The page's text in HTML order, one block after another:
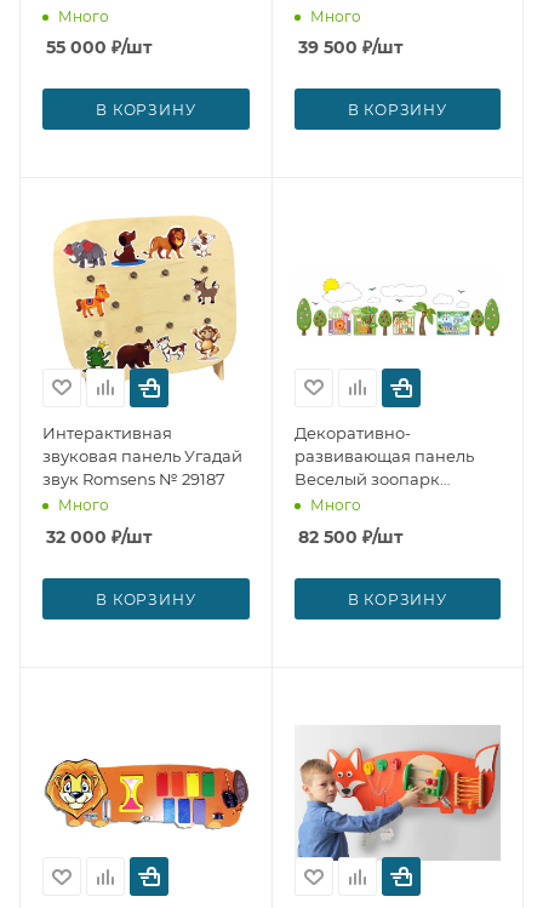
Много
55 000 ₽/шт
В КОРЗИНУ
29188
Много
39 500 ₽/шт
В КОРЗИНУ
Интерактивная
звуковая панель Угадай
звук Romsens № 29187
Много
32 000 ₽/шт
В КОРЗИНУ
Декоративно-
развивающая панель
Веселый зоопарк
Romsens № 29173
Много
82 500 ₽/шт
В КОРЗИНУ